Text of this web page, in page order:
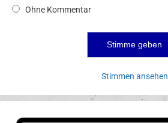
Ohne Kommentar
Stimmen ansehen